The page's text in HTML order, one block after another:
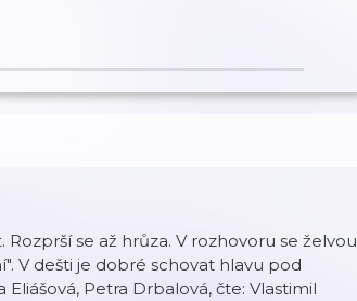
se až hrůza. V rozhovoru se želvou
V dešti je dobré schovat hlavu pod
Petra Drbalová, čte: Vlastimil